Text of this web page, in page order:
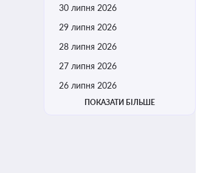
30 липня 2026
29 липня 2026
28 липня 2026
27 липня 2026
26 липня 2026
ПОКАЗАТИ БІЛЬШЕ